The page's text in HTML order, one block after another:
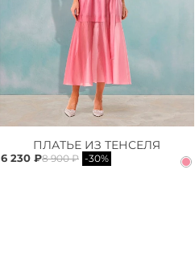
ПЛАТЬЕ ИЗ ТЕНСЕЛЯ
6 230 ₽8 900 ₽ -30%